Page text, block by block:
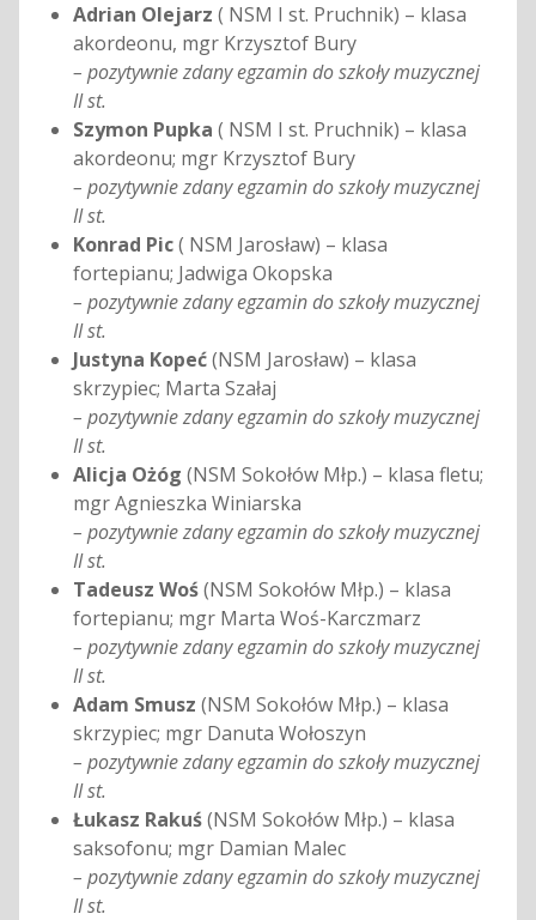
Adrian Olejarz ( NSM I st. Pruchnik) – klasa
akordeonu, mgr Krzysztof Bury
– pozytywnie zdany egzamin do szkoły muzycznej
II st.
Szymon Pupka ( NSM I st. Pruchnik) – klasa
akordeonu; mgr Krzysztof Bury
– pozytywnie zdany egzamin do szkoły muzycznej
II st.
Konrad Pic( NSM Jarosław) – klasa
fortepianu; Jadwiga Okopska
– pozytywnie zdany egzamin do szkoły muzycznej
II st.
Justyna Kopeć(NSM Jarosław) – klasa
skrzypiec; Marta Szałaj
– pozytywnie zdany egzamin do szkoły muzycznej
II st.
Alicja Ożóg (NSM Sokołów Młp.) – klasa fletu;
mgr Agnieszka Winiarska
– pozytywnie zdany egzamin do szkoły muzycznej
II st.
Tadeusz Woś(NSM Sokołów Młp.) – klasa
fortepianu; mgr Marta Woś-Karczmarz
– pozytywnie zdany egzamin do szkoły muzycznej
II st.
Adam Smusz (NSM Sokołów Młp.) – klasa
skrzypiec; mgr Danuta Wołoszyn
– pozytywnie zdany egzamin do szkoły muzycznej
II st.
Łukasz Rakuś(NSM Sokołów Młp.) – klasa
saksofonu; mgr Damian Malec
– pozytywnie zdany egzamin do szkoły muzycznej
II st.